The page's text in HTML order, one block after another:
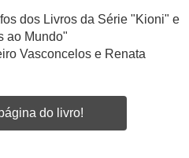
dos Livros da Série "Kioni" e
ao Mundo"
Vasconcelos e Renata
do livro!